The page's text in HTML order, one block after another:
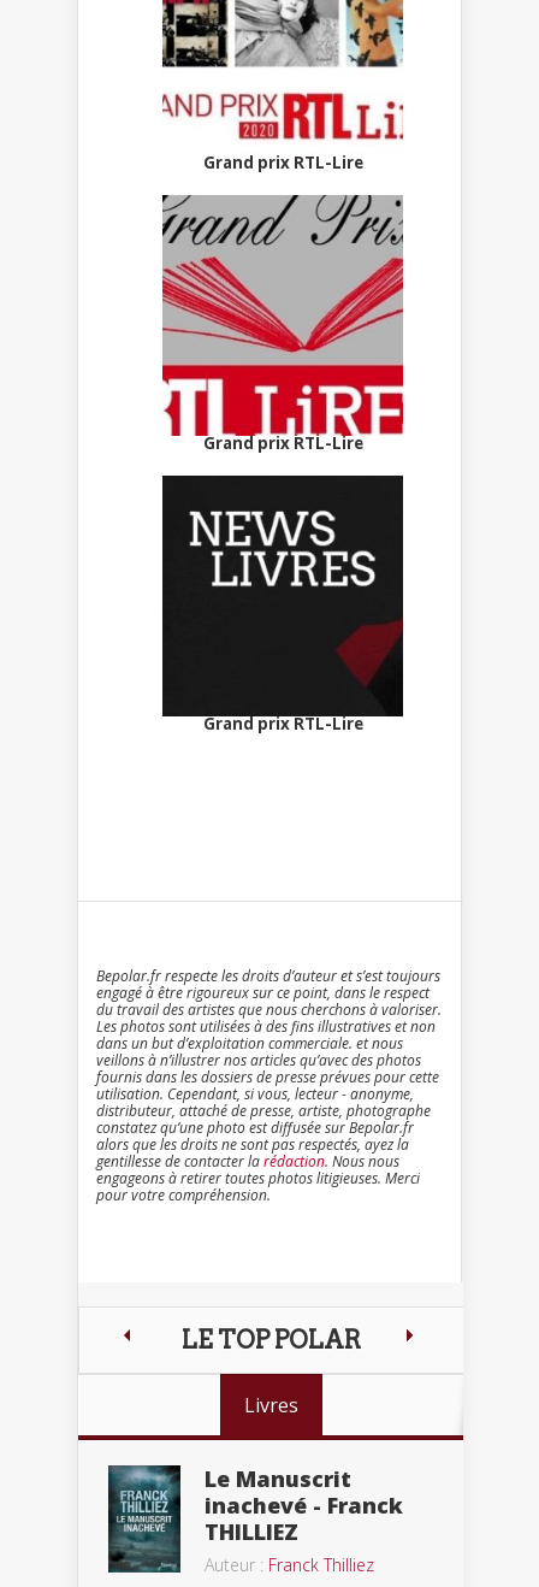
Grand prix RTL-Lire
Grand prix RTL-Lire
Grand prix RTL-Lire
Bepolar.fr respecte les droits d’auteur et s’est toujours
engagé à être rigoureux sur ce point, dans le respect
du travail des artistes que nous cherchons à valoriser.
Les photos sont utilisées à des fins illustratives et non
dans un but d’exploitation commerciale. et nous
veillons à n’illustrer nos articles qu’avec des photos
fournis dans les dossiers de presse prévues pour cette
utilisation. Cependant, si vous, lecteur - anonyme,
distributeur, attaché de presse, artiste, photographe
constatez qu’une photo est diffusée sur Bepolar.fr
alors que les droits ne sont pas respectés, ayez la
gentillesse de contacter larédaction. Nous nous
engageons à retirer toutes photos litigieuses. Merci
pour votre compréhension.
LE TOP POLAR
Livres
Le Manuscrit
inachevé - Franck
THILLIEZ
Auteur : Franck Thilliez